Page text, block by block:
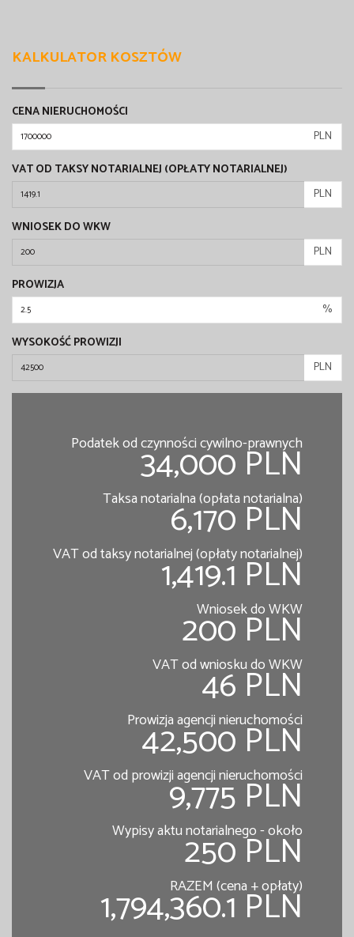
KALKULATOR KOSZTÓW
CENA NIERUCHOMOŚCI
PLN
VAT OD TAKSY NOTARIALNEJ (OPŁATY NOTARIALNEJ)
PLN
WNIOSEK DO WKW
PLN
PROWIZJA
%
WYSOKOŚĆ PROWIZJI
PLN
Podatek od czynności cywilno-prawnych
34,000 PLN
Taksa notarialna (opłata notarialna)
6,170 PLN
VAT od taksy notarialnej (opłaty notarialnej)
1,419.1 PLN
Wniosek do WKW
200 PLN
VAT od wniosku do WKW
46 PLN
Prowizja agencji nieruchomości
42,500 PLN
VAT od prowizji agencji nieruchomości
9,775 PLN
Wypisy aktu notarialnego - około
250 PLN
RAZEM (cena + opłaty)
1,794,360.1 PLN